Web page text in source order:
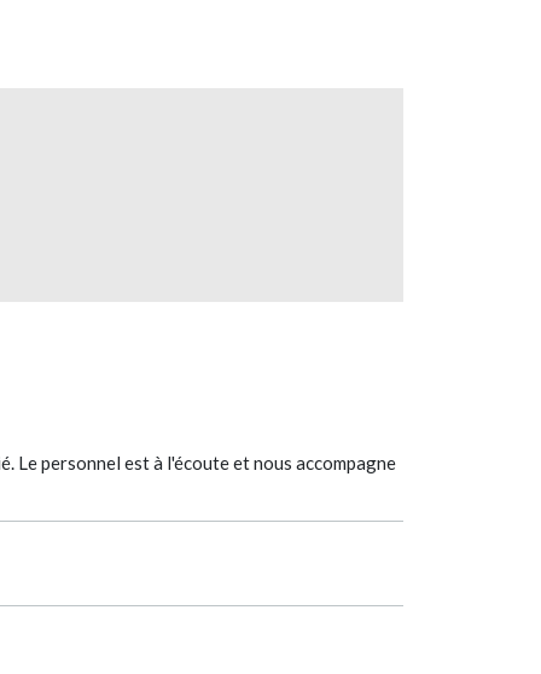
Le personnel est à l'écoute et nous accompagne